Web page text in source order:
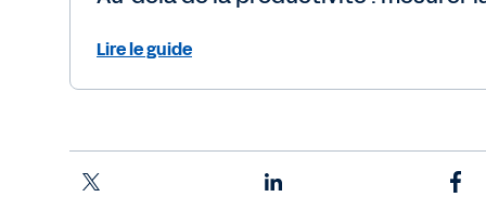
Lire le guide